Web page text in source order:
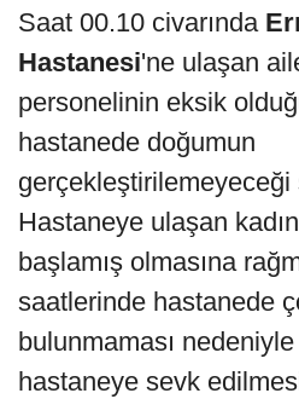
Saat 00.10 civarında
Hastanesi'ne ulaşan
personelinin eksik
hastanede doğumun
gerçekleştirilemeyeceği
Hastaneye ulaşan
başlamış olmasına
saatlerinde hastanede
bulunmaması
hastaneye sevk